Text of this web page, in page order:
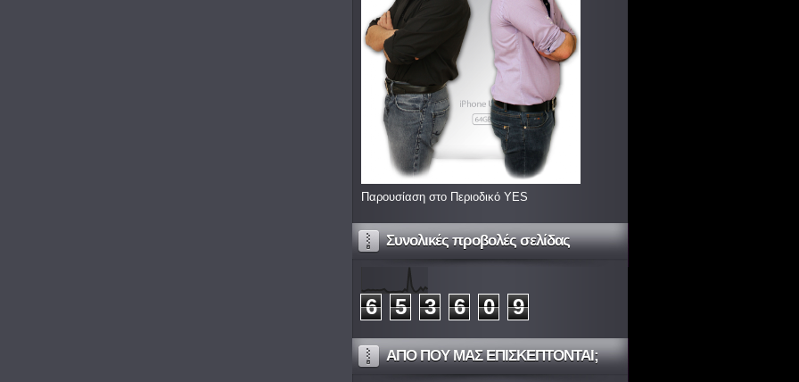
Παρουσίαση στο Περιοδικό YES
Συνολικές προβολές σελίδας
6 5 3 6 0 9
ΑΠΟ ΠΟΥ ΜΑΣ ΕΠΙΣΚΕΠΤΟΝΤΑΙ;